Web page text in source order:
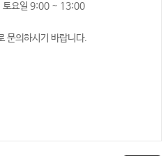
토요일 9:00 ~ 13:00
의하시기 바랍니다.